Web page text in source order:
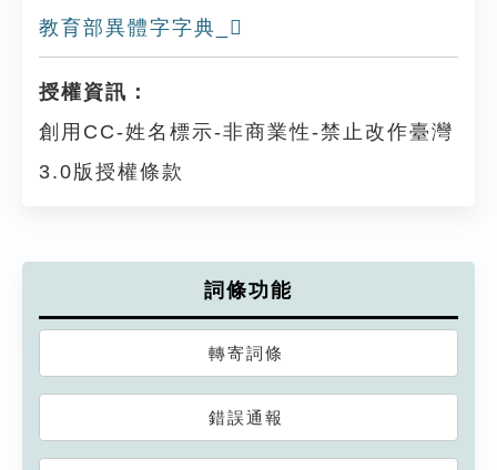
教育部異體字字典_𧔪
授權資訊：
創用CC-姓名標示-非商業性-禁止改作臺灣
3.0版授權條款
詞條功能
轉寄詞條
錯誤通報